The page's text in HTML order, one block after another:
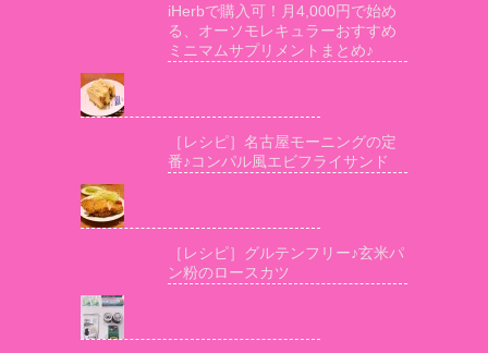
iHerbで購入可！月4,000円で始め
る、オーソモレキュラーおすすめ
ミニマムサプリメントまとめ♪
［レシピ］名古屋モーニングの定
番♪コンパル風エビフライサンド
［レシピ］グルテンフリー♪玄米パ
ン粉のロースカツ